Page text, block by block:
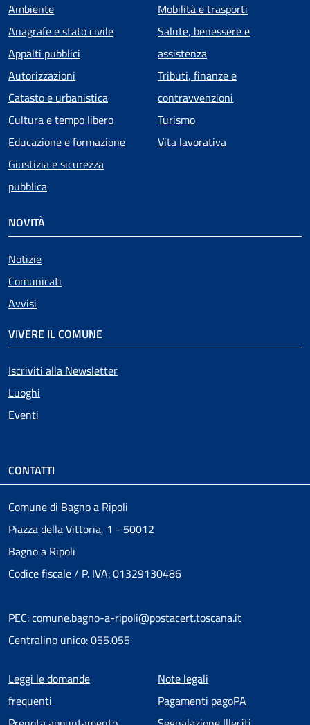
Ambiente
Anagrafe e stato civile
Appalti pubblici
Autorizzazioni
Catasto e urbanistica
Cultura e tempo libero
Educazione e formazione
Giustizia e sicurezza
pubblica
Mobilità e trasporti
Salute, benessere e
assistenza
Tributi, finanze e
contravvenzioni
Turismo
Vita lavorativa
NOVITÀ
Notizie
Comunicati
Avvisi
VIVERE IL COMUNE
Iscriviti alla Newsletter
Luoghi
Eventi
CONTATTI
Comune di Bagno a Ripoli
Piazza della Vittoria, 1 - 50012
Bagno a Ripoli
Codice fiscale / P. IVA: 01329130486
PEC: comune.bagno-a-ripoli@postacert.toscana.it
Centralino unico: 055.055
Menu piè di pagina
Leggi le domande
frequenti
Note legali
Pagamenti pagoPA